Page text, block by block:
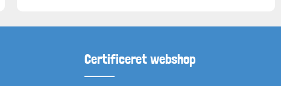
Certificeret webshop